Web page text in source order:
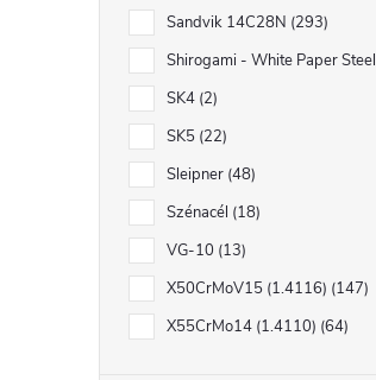
Sandvik 14C28N 293
Shirogami - White Paper Steel
SK4 2
SK5 22
Sleipner 48
Szénacél 18
VG-10 13
X50CrMoV15 (1.4116) 147
X55CrMo14 (1.4110) 64